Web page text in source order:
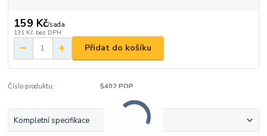
159 Kč/sada
131 Kč bez DPH
Přidat do košíku
Číslo produktu: 5402 POP
Kompletní specifikace